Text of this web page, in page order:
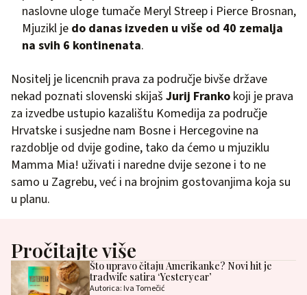
naslovne uloge tumače Meryl Streep i Pierce Brosnan,
Mjuzikl je do danas izveden u više od 40 zemalja
na svih 6 kontinenata.
Nositelj je licencnih prava za područje bivše države
nekad poznati slovenski skijaš Jurij Franko koji je prava
za izvedbe ustupio kazalištu Komedija za područje
Hrvatske i susjedne nam Bosne i Hercegovine na
razdoblje od dvije godine, tako da ćemo u mjuziklu
Mamma Mia! uživati i naredne dvije sezone i to ne
samo u Zagrebu, već i na brojnim gostovanjima koja su
u planu.
Pročitajte više
Što upravo čitaju Amerikanke? Novi hit je
tradwife satira ‘Yesteryear’
Autorica: Iva Tomečić